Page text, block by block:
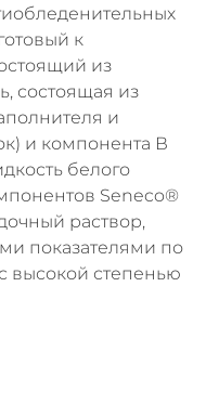
к
из
состоящая из
и
и компонента В
белого
Seneco®
раствор,
показателями по
высокой степенью